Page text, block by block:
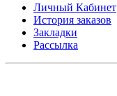
Личный Кабинет
История заказов
Закладки
Рассылка